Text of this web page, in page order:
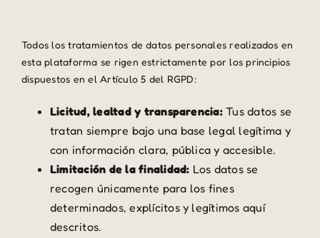
Todos los tratamientos de datos personales realizados en
esta plataforma se rigen estrictamente por los principios
dispuestos en el Artículo 5 del RGPD:
Licitud, lealtad y transparencia:Tus datos se
tratan siempre bajo una base legal legítima y
con información clara, pública y accesible.
Limitación de la finalidad: Los datos se
recogen únicamente para los fines
determinados, explícitos y legítimos aquí
descritos.